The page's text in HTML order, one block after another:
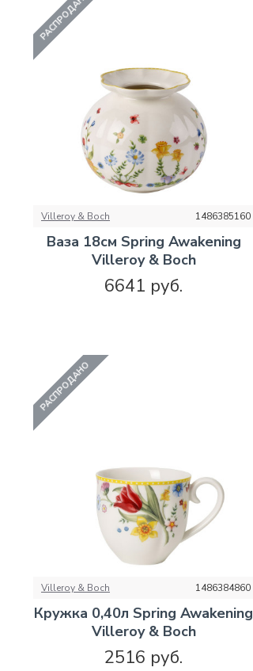
РАСПРОДАНО
Villeroy & Boch 1486385160
Ваза 18см Spring Awakening
Villeroy & Boch
6641 руб.
РАСПРОДАНО
Villeroy & Boch 1486384860
Кружка 0,40л Spring Awakening
Villeroy & Boch
2516 руб.